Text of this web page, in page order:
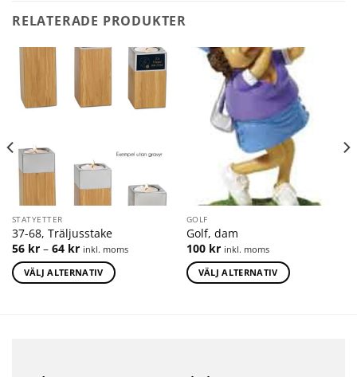
RELATERADE PRODUKTER
STATYETTER
37-68, Träljusstake
56 kr – 64 kr inkl. moms
VÄLJ ALTERNATIV
GOLF
Golf, dam
100 kr inkl. moms
VÄLJ ALTERNATIV